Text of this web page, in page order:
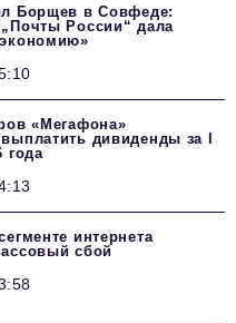
Борщев в Совфеде:
России“ дала
«Мегафона»
дивиденды за I
года
интернета
сбой